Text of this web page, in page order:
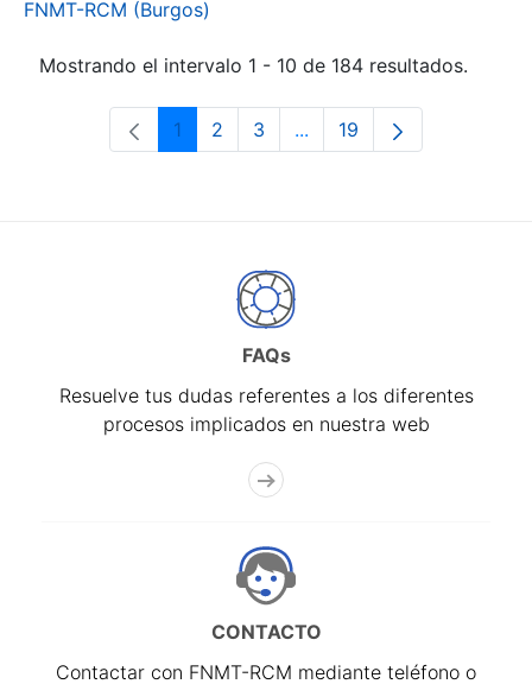
FNMT-RCM (Burgos)
Mostrando el intervalo 1 - 10 de 184 resultados.
Página
1 Página
2 Página
3 ...Páginas intermedias Use
Página
19
FAQs
Resuelve tus dudas referentes a los diferentes
procesos implicados en nuestra web
CONTACTO
Contactar con FNMT-RCM mediante teléfono o